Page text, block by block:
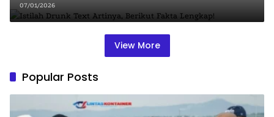
07/01/2026
View More
Popular Posts